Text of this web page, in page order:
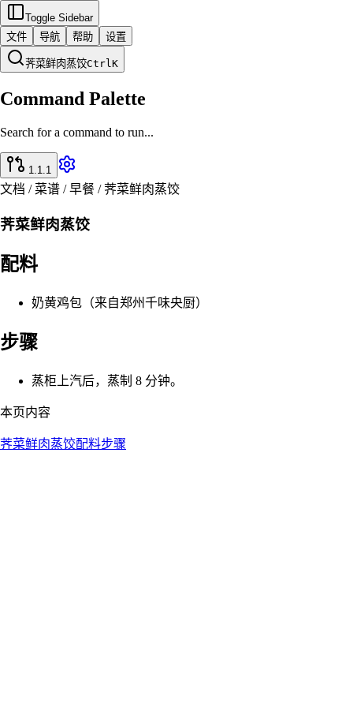
Toggle Sidebar
文件
导航 帮助 设置
荠菜鲜肉蒸饺CtrlK
Command Palette
Search for a command to run...
1.1.1
文档 / 菜谱 / 早餐 / 荠菜鲜肉蒸饺
荠菜鲜肉蒸饺
配料
奶黄鸡包（来自郑州千味央厨）
步骤
蒸柜上汽后，蒸制 8 分钟。
本页内容
荠菜鲜肉蒸饺配料步骤